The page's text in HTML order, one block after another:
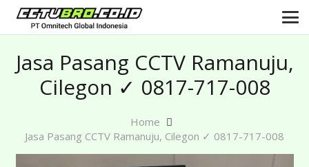
Jasa Pasang CCTV Ramanuju,
Cilegon ✓ 0817-717-008
Home
Jasa Pasang CCTV Ramanuju, Cilegon ✓ 0817-717-008